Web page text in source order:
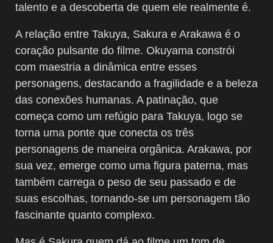
talento e a descoberta de quem ele realmente é.
A relação entre Takuya, Sakura e Arakawa é o
coração pulsante do filme. Okuyama constrói
com maestria a dinâmica entre esses
personagens, destacando a fragilidade e a beleza
das conexões humanas. A patinação, que
começa como um refúgio para Takuya, logo se
torna uma ponte que conecta os três
personagens de maneira orgânica. Arakawa, por
sua vez, emerge como uma figura paterna, mas
também carrega o peso de seu passado e de
suas escolhas, tornando-se um personagem tão
fascinante quanto complexo.